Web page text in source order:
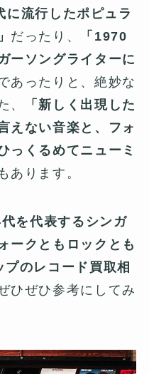
に流行したポピュラ
だったり、
「1970
ーソングライターに
あったりと、絶妙な
、
「新しく出現した
えない音楽と、フォ
っくるめてニューミ
あります。
を代表するシンガ
ークともロックとも
のレコード買取相
ひぜひ参考にしてみ